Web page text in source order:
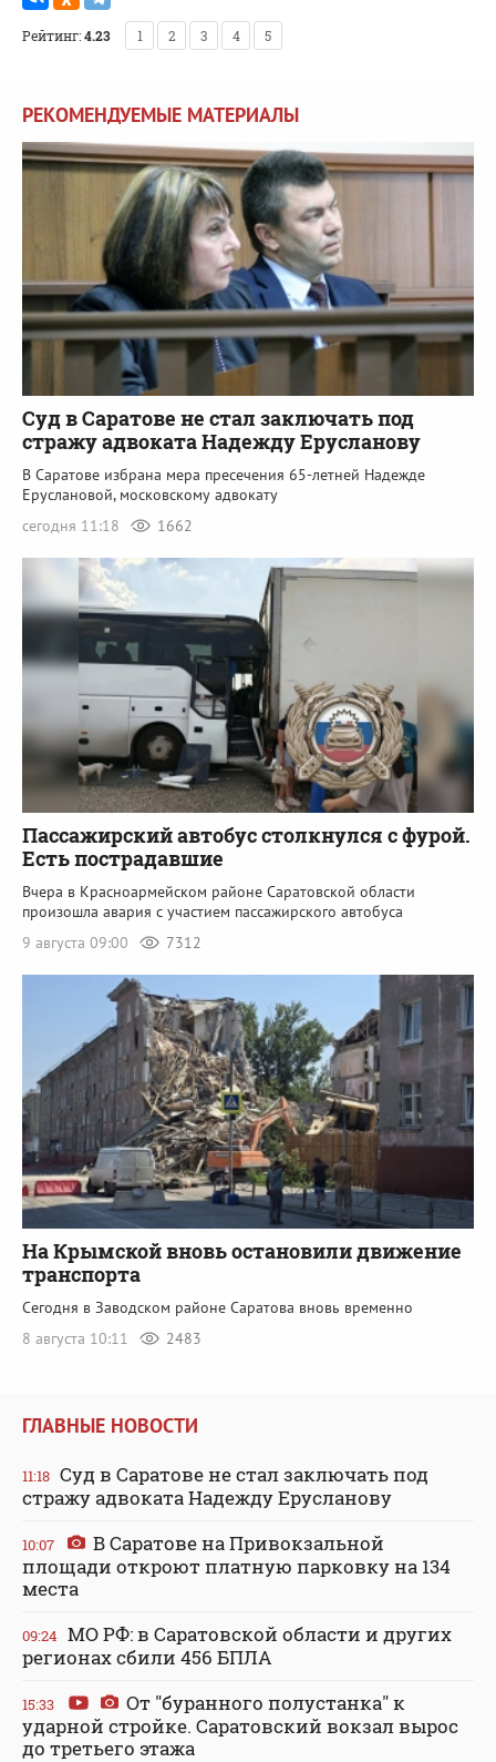
Рейтинг:4.23 1 2 3 4 5
РЕКОМЕНДУЕМЫЕ МАТЕРИАЛЫ
Суд в Саратове не стал заключать под
стражу адвоката Надежду Ерусланову
В Саратове избрана мера пресечения 65-летней Надежде
Еруслановой, московскому адвокату
сегодня 11:18
1662
Пассажирский автобус столкнулся с фурой.
Есть пострадавшие
Вчера в Красноармейском районе Саратовской области
произошла авария с участием пассажирского автобуса
9 августа 09:00
7312
На Крымской вновь остановили движение
транспорта
Сегодня в Заводском районе Саратова вновь временно
8 августа 10:11
2483
ГЛАВНЫЕ НОВОСТИ
11:18 Суд в Саратове не стал заключать под
стражу адвоката Надежду Ерусланову
10:07
В Саратове на Привокзальной
площади откроют платную парковку на 134
места
09:24 МО РФ: в Саратовской области и других
регионах сбили 456 БПЛА
15:33
От "буранного полустанка" к
ударной стройке. Саратовский вокзал вырос
до третьего этажа